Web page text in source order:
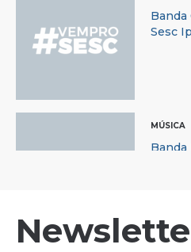
Banda
Sesc
MÚSICA
Banda